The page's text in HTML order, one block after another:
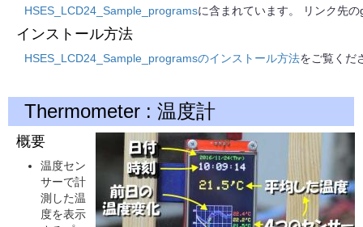
HSES_LCD24_Sample_programsに含まれています。 リンク先
インストール方法
HSES_LCD24_Sample_programsのインストール方法をご覧くだ
Thermometer : 温度計
概要
温度セン
サーで計
測した温
度を表示